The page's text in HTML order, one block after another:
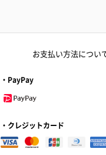
お支払い方法につい
・PayPay
・クレジットカード